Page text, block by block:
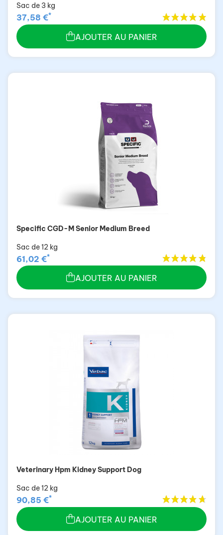
Sac de 3 kg
37,58 €*
AJOUTER AU PANIER
Specific CGD-M Senior Medium Breed
Sac de 12 kg
61,02 €*
AJOUTER AU PANIER
Veterinary Hpm Kidney Support Dog
Sac de 12 kg
90,85 €*
AJOUTER AU PANIER